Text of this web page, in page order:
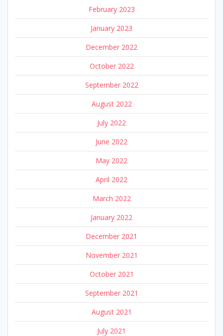
February 2023
January 2023
December 2022
October 2022
September 2022
August 2022
July 2022
June 2022
May 2022
April 2022
March 2022
January 2022
December 2021
November 2021
October 2021
September 2021
August 2021
July 2021